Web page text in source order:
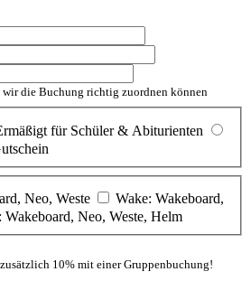
die Buchung richtig zuordnen können
für Schüler & Abiturienten
Neo, Weste
Wake: Wakeboard,
Neo, Weste, Helm
10% mit einer Gruppenbuchung!